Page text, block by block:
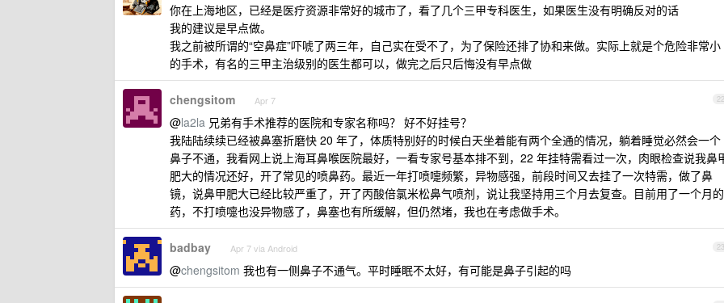
你在上海地区，已经是医疗资源非常好的城市了，看了几个三甲专科医生，如果医生没有明确反对的话
我的建议是早点做。
我之前被所谓的“空鼻症”吓唬了两三年，自己实在受不了，为了保险还排了协和来做。实际上就是个危险非常小
的手术，有名的三甲主治级别的医生都可以，做完之后只后悔没有早点做
22
chengsitom Apr 7
@la2la 兄弟有手术推荐的医院和专家名称吗？ 好不好挂号？
我陆陆续续已经被鼻塞折磨快 20 年了，体质特别好的时候白天坐着能有两个全通的情况，躺着睡觉必然会一个
鼻子不通，我看网上说上海耳鼻喉医院最好，一看专家号基本排不到，22 年挂特需看过一次，肉眼检查说我鼻
肥大的情况还好，开了常见的喷鼻药。最近一年打喷嚏频繁，异物感强，前段时间又去挂了一次特需，做了鼻
镜，说鼻甲肥大已经比较严重了，开了丙酸倍氯米松鼻气喷剂，说让我坚持用三个月去复查。目前用了一个月的
药，不打喷嚏也没异物感了，鼻塞也有所缓解，但仍然堵，我也在考虑做手术。
23
badbay Apr 7 via Android
@chengsitom 我也有一侧鼻子不通气。平时睡眠不太好，有可能是鼻子引起的吗